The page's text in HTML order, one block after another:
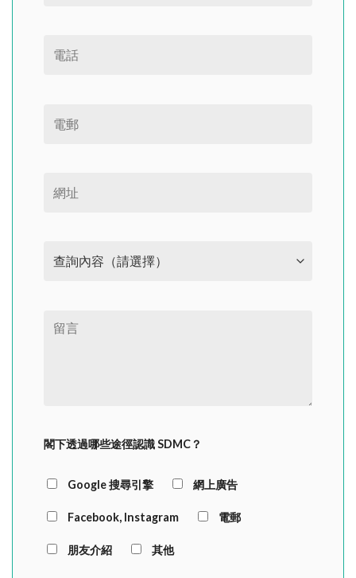
閣下透過哪些途徑認識 SDMC？
Google 搜尋引擎 網上廣告
Facebook, Instagram 電郵
朋友介紹 其他